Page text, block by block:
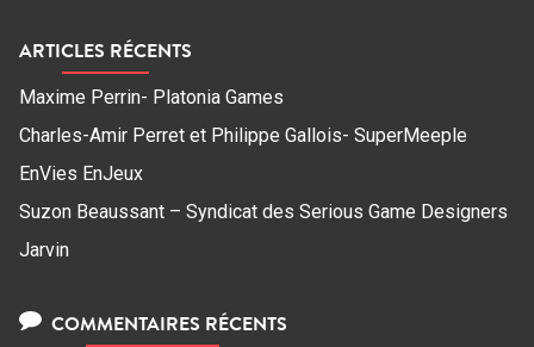
ARTICLES RÉCENTS
Maxime Perrin- Platonia Games
Charles-Amir Perret et Philippe Gallois- SuperMeeple
EnVies EnJeux
Suzon Beaussant – Syndicat des Serious Game Designers
Jarvin
COMMENTAIRES RÉCENTS